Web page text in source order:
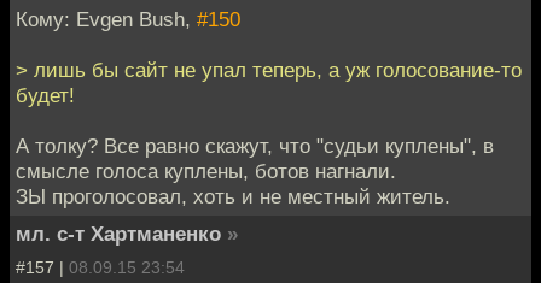
Кому: Evgen Bush, #150
> лишь бы сайт не упал теперь, а уж голосование-то
будет!
А толку? Все равно скажут, что "судьи куплены", в
смысле голоса куплены, ботов нагнали.
ЗЫ проголосовал, хоть и не местный житель.
мл. с-т Хартманенко »
#157 | 08.09.15 23:54